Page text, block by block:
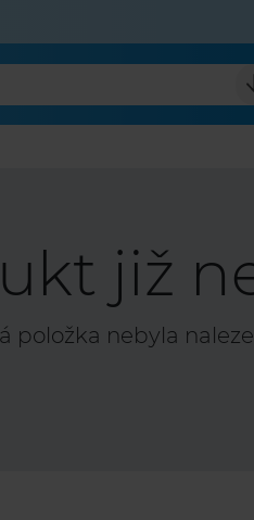
již
položka nebyla